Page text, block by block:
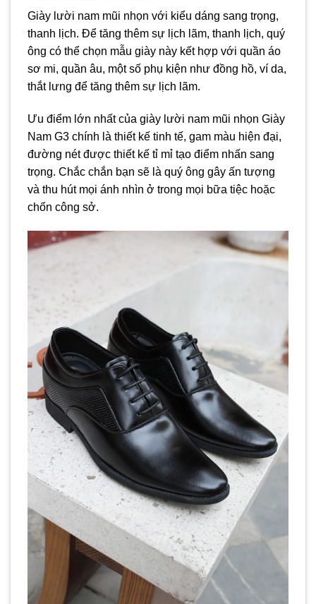
Giày lười nam mũi nhọn với kiểu dáng sang trọng,
thanh lịch. Để tăng thêm sự lịch lãm, thanh lịch, quý
ông có thể chọn mẫu giày này kết hợp với quần áo
sơ mi, quần âu, một số phụ kiện như đồng hồ, ví da,
thắt lưng để tăng thêm sự lịch lãm.
Ưu điểm lớn nhất của giày lười nam mũi nhọn Giày
Nam G3 chính là thiết kế tinh tế, gam màu hiện đại,
đường nét được thiết kế tỉ mỉ tạo điểm nhấn sang
trọng. Chắc chắn bạn sẽ là quý ông gây ấn tượng
và thu hút mọi ánh nhìn ở trong mọi bữa tiệc hoặc
chốn công sở.